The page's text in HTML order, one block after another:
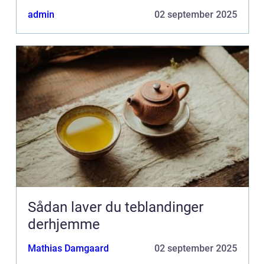
admin 02 september 2025
Sådan laver du teblandinger
derhjemme
Mathias Damgaard 02 september 2025